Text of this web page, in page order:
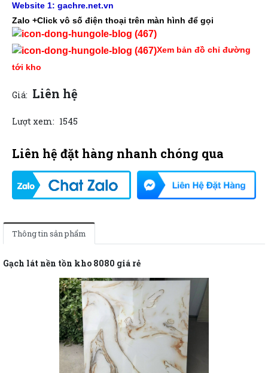
Website 1: gachre.net.vn
Zalo +Click vô số điện thoại trên màn hình để gọi
Xem bản đồ chỉ đường
tới kho
Giá: Liên hệ
Lượt xem: 1545
Liên hệ đặt hàng nhanh chóng qua
Thông tin sản phẩm
Gạch lát nền tồn kho 8080 giá rẻ